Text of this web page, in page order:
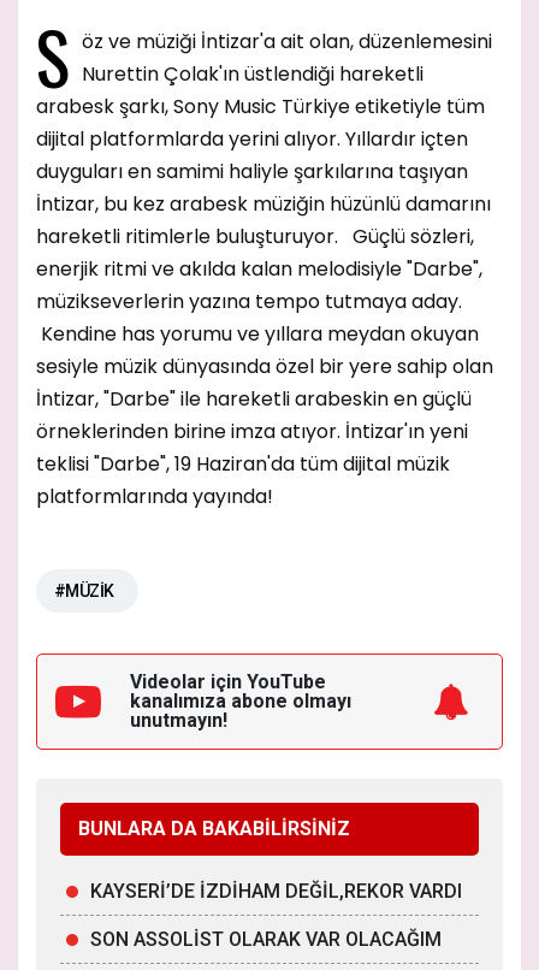
S öz ve müziği İntizar'a ait olan, düzenlemesini
Nurettin Çolak'ın üstlendiği hareketli
arabesk şarkı, Sony Music Türkiye etiketiyle tüm
dijital platformlarda yerini alıyor. Yıllardır içten
duyguları en samimi haliyle şarkılarına taşıyan
İntizar, bu kez arabesk müziğin hüzünlü damarını
hareketli ritimlerle buluşturuyor. Güçlü sözleri,
enerjik ritmi ve akılda kalan melodisiyle "Darbe",
müzikseverlerin yazına tempo tutmaya aday.
Kendine has yorumu ve yıllara meydan okuyan
sesiyle müzik dünyasında özel bir yere sahip olan
İntizar, "Darbe" ile hareketli arabeskin en güçlü
örneklerinden birine imza atıyor. İntizar'ın yeni
teklisi "Darbe", 19 Haziran'da tüm dijital müzik
platformlarında yayında!
#MÜZİK
Videolar için YouTube
kanalımıza abone olmayı
unutmayın!
BUNLARA DA BAKABİLİRSİNİZ
KAYSERİ’DE İZDİHAM DEĞİL,REKOR VARDI
SON ASSOLİST OLARAK VAR OLACAĞIM